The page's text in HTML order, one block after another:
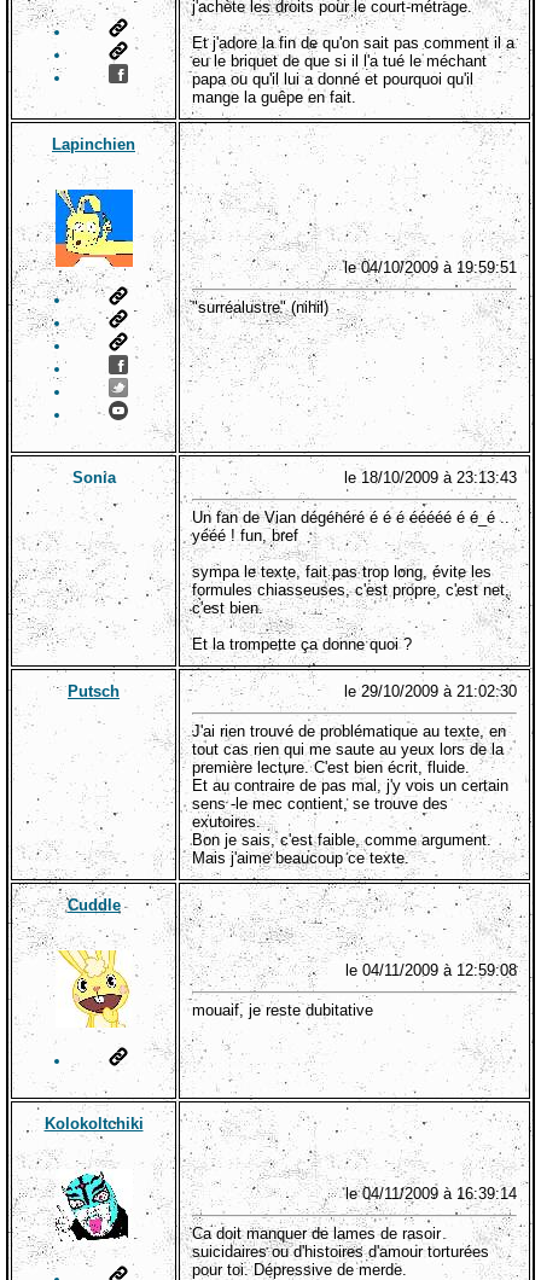
j'achète les droits pour le court-métrage.
Et j'adore la fin de qu'on sait pas comment il a
eu le briquet de que si il l'a tué le méchant
papa ou qu'il lui a donné et pourquoi qu'il
mange la guêpe en fait.
Lapinchien
le 04/10/2009 à 19:59:51
"surréalustre" (nihil)
Sonia le 18/10/2009 à 23:13:43
Un fan de Vian dégénéré é é é ééééé é é_é ..
yééé ! fun, bref
sympa le texte, fait pas trop long, évite les
formules chiasseuses, c'est propre, c'est net,
c'est bien.
Et la trompette ça donne quoi ?
Putsch le 29/10/2009 à 21:02:30
J'ai rien trouvé de problématique au texte, en
tout cas rien qui me saute au yeux lors de la
première lecture. C'est bien écrit, fluide.
Et au contraire de pas mal, j'y vois un certain
sens -le mec contient, se trouve des
exutoires.
Bon je sais, c'est faible, comme argument.
Mais j'aime beaucoup ce texte.
Cuddle
le 04/11/2009 à 12:59:08
mouaif, je reste dubitative
Kolokoltchiki
le 04/11/2009 à 16:39:14
Ca doit manquer de lames de rasoir
suicidaires ou d'histoires d'amour torturées
pour toi. Dépressive de merde.